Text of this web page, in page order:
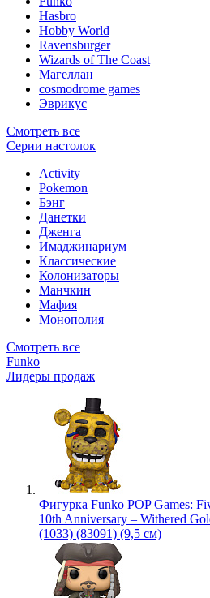
Hasbro
Hobby World
Ravensburger
Wizards of The Coast
Магеллан
сosmodrome games
Эврикус
Смотреть все
Серии настолок
Activity
Pokemon
Бэнг
Данетки
Дженга
Имаджинариум
Классические
Колонизаторы
Манчкин
Мафия
Монополия
Смотреть все
Funko
Лидеры продаж
Фигурка Funko POP Games:
10th Anniversary – Withered
(1033) (83091) (9,5 см)